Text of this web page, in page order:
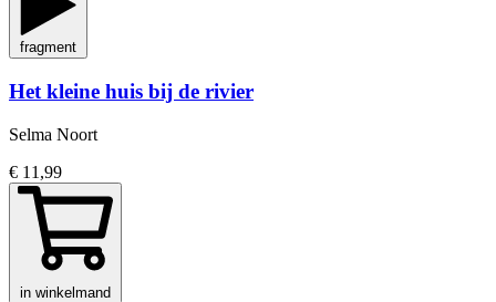
fragment
Het kleine huis bij de rivier
Selma Noort
€ 11,99
in winkelmand